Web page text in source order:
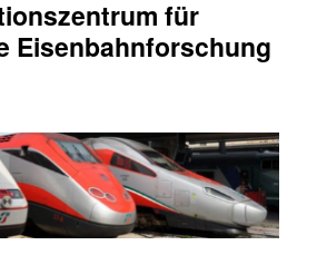
für
Eisenbahnforschung